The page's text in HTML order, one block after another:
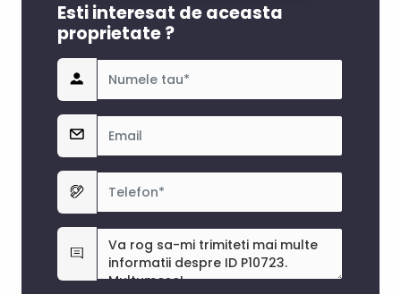
Esti interesat de aceasta
proprietate ?